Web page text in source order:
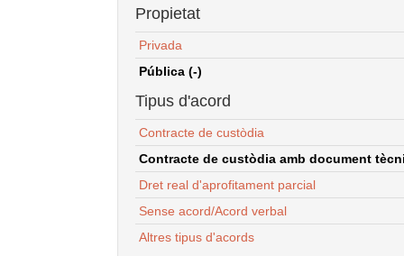
Propietat
Privada
Pública (-)
Tipus d'acord
Contracte de custòdia
Contracte de custòdia amb document
Dret real d'aprofitament parcial
Sense acord/Acord verbal
Altres tipus d'acords